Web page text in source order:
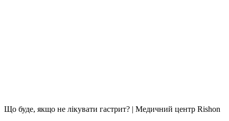
Що буде, якщо не лікувати гастрит? | Медичний центр Rishon